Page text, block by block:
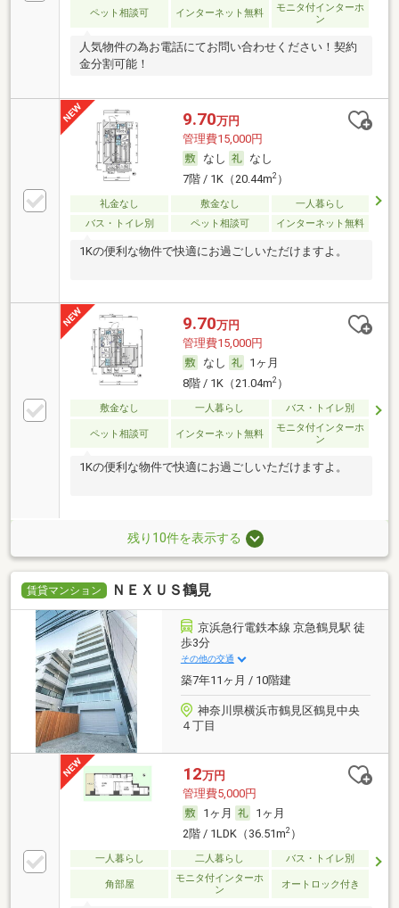
ペット相談可 インターネット無料
モニタ付インターホ
ン
人気物件の為お電話にてお問い合わせください！契約
金分割可能！
9.70万円
管理費15,000円
なし
なし
7階 / 1K（20.44m2）
礼金なし 敷金なし
一人暮らし
バス・トイレ別
ペット相談可 インターネット無料
1Kの便利な物件で快適にお過ごしいただけますよ。
9.70万円
管理費15,000円
なし
1ヶ月
8階 / 1K（21.04m2）
敷金なし 一人暮らし バス・トイレ別
ペット相談可 インターネット無料
モニタ付インターホ
ン
1Kの便利な物件で快適にお過ごしいただけますよ。
残り10件を表示する
賃貸マンション ＮＥＸＵＳ鶴見
京浜急行電鉄本線 京急鶴見駅 徒
歩3分
その他の交通
築7年11ヶ月 / 10階建
神奈川県横浜市鶴見区鶴見中央
４丁目
12万円
管理費5,000円
1ヶ月
1ヶ月
2階 / 1LDK（36.51m2）
一人暮らし 二人暮らし バス・トイレ別
角部屋
モニタ付インターホ
ン
オートロック付き